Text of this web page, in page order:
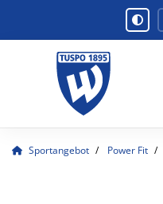
Sportangebot Power Fit